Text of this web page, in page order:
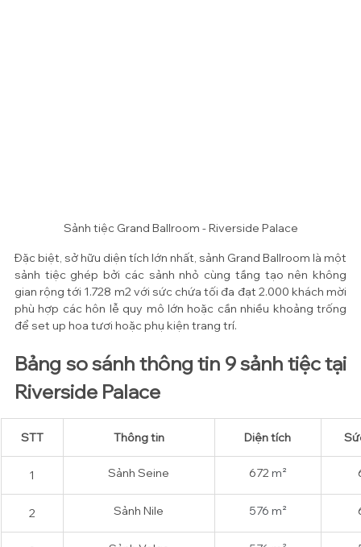
Sảnh tiệc Grand Ballroom - Riverside Palace
Đặc biệt, sở hữu diện tích lớn nhất, sảnh Grand Ballroom là một
sảnh tiệc ghép bởi các sảnh nhỏ cùng tầng tạo nên không
gian rộng tới 1.728 m2 với sức chứa tối đa đạt 2.000 khách mời
phù hợp các hôn lễ quy mô lớn hoặc cần nhiều khoảng trống
để set up hoa tươi hoặc phụ kiện trang trí.
Bảng so sánh thông tin 9 sảnh tiệc tại
Riverside Palace
STT Thông tin Diện tích
1 Sảnh Seine 672 ​ m²
2 Sảnh Nile 576 m²